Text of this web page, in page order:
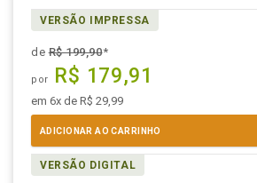
VERSÃO IMPRESSA
deR$ 199,90*
por R$ 179,91
em 6x de R$ 29,99
ADICIONAR AO CARRINHO
VERSÃO DIGITAL